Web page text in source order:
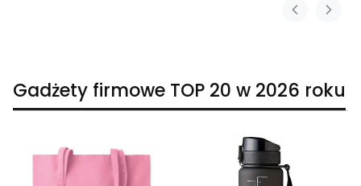
Gadżety firmowe TOP 20 w 2026 roku